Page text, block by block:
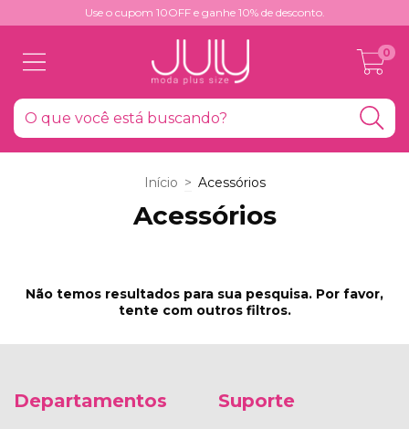
Use o cupom 10OFF e ganhe 10% de desconto.
0
Início > Acessórios
Acessórios
Não temos resultados para sua pesquisa. Por favor,
tente com outros filtros.
Departamentos Suporte